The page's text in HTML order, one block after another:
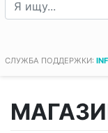
СЛУЖБА ПОДДЕРЖКИ: